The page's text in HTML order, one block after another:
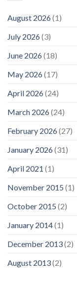
August 2026(1)
July 2026(3)
June 2026(18)
May 2026(17)
April 2026(24)
March 2026(24)
February 2026(27)
January 2026(31)
April 2021 (1)
November 2015 (1)
October 2015 (2)
January 2014(1)
December 2013(2)
August 2013(2)